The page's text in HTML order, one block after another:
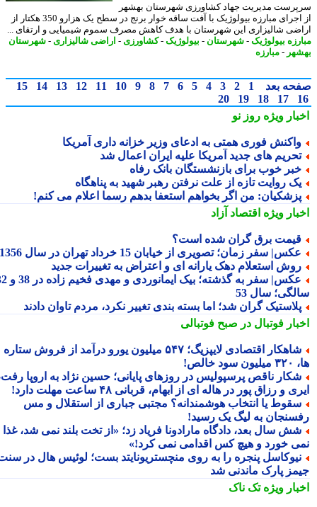
مدیریت جهاد کشاورزی شهرستان بهشهر
از اجرای مبارزه بیولوژیک با آفت ساقه خوار برنج در سطح یک هزارو 350 هکتار از
شالیزاری این شهرستان با هدف کاهش مصرف سموم شیمیایی و ارتقای ...
بیولوژیک-شهرستان-بیولوژیک-کشاورزی- اراضی شالیزاری - شهرستان
-مبارزه
بعد 1
2
3
4
5
6
7
8
9
10
11
12
13
14
15
17
18
19
20
ویژهروز نو
فوری همتی به ادعای وزیر خزانه داری آمریکا
های جدید آمریکا علیه ایران اعمال شد
خوب برای بازنشستگان بانک رفاه
روایت تازه از علت نرفتن رهبر شهید به پناهگاه
من اگر بخواهم استعفا بدهم رسما اعلام می کنم!
ویژهاقتصاد آزاد
برق گران شده است؟
سفر زمان؛ تصویری از خیابان 15 خرداد تهران در سال 1356
استعلام دهک یارانه ای و اعتراض به تغییرات جدید
عکس| سفر به گذشته؛ بیک ایمانوردی و مهدی فخیم زاده در 38 و 32
سال 53
گران شد؛ اما بسته بندی تغییر نکرد، مردم تاوان دادند
فوتبال در صبح فوتبالی
شاهکار اقتصادی لایپزیگ؛ ۵۴۷ میلیون یورو درآمد از فروش ستاره
ناقص پرسپولیس در روزهای پایانی؛ حسین نژاد به اروپا رفت،
و رزاق پور در هاله ای از ابهام، قربانی ۴۸ ساعت مهلت دارد!
یا انتخاب هوشمندانه؟ مجتبی جباری از استقلال و مس
به لیگ یک رسید!
سال بعد، دادگاه مارادونا فریاد زد؛ «از تخت بلند نمی شد، غذا
خورد و هیچ کس اقدامی نمی کرد!»
پنجره را به روی منچستریونایتد بست؛ لوئیس هال در سنت
پارک ماندنی شد
ویژهتک ناک